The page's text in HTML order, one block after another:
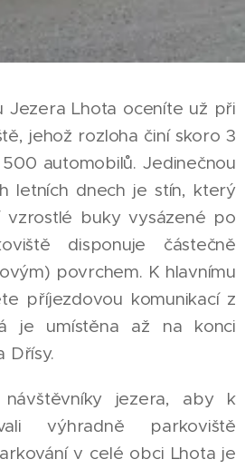
Jezera Lhota oceníte už při
jehož rozloha činí skoro 3
automobilů. Jedinečnou
letních dnech je stín, který
vzrostlé buky vysázené po
disponuje částečně
povrchem. K hlavnímu
příjezdovou komunikací z
je umístěna až na konci
Dřísy.
návštěvníky jezera, aby k
výhradně parkoviště
v celé obci Lhota je